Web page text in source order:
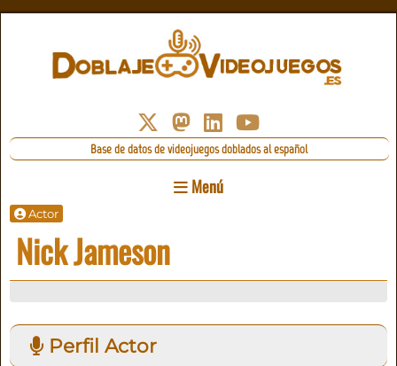
Base de datos de videojuegos doblados al español
Menú
Actor
Nick Jameson
Perfil Actor